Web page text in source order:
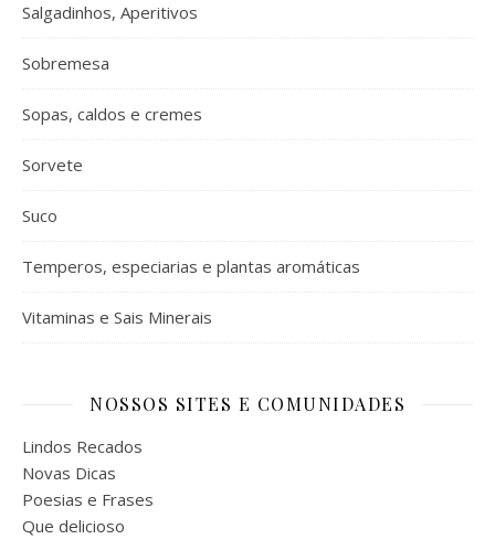
Salgadinhos, Aperitivos
Sobremesa
Sopas, caldos e cremes
Sorvete
Suco
Temperos, especiarias e plantas aromáticas
Vitaminas e Sais Minerais
NOSSOS SITES E COMUNIDADES
Lindos Recados
Novas Dicas
Poesias e Frases
Que delicioso